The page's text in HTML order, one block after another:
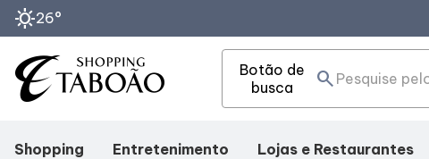
sunny26°
Botão de
busca
search
Shopping Entretenimento Lojas e Restaurantes